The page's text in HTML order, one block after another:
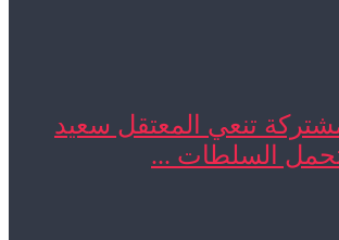
تنعي المعتقل سعيد
السلطات ...